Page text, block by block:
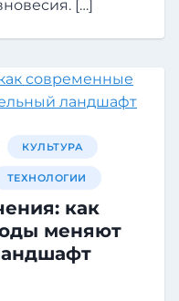
[…]
КУЛЬТУРА
ТЕХНОЛОГИИ
как
меняют